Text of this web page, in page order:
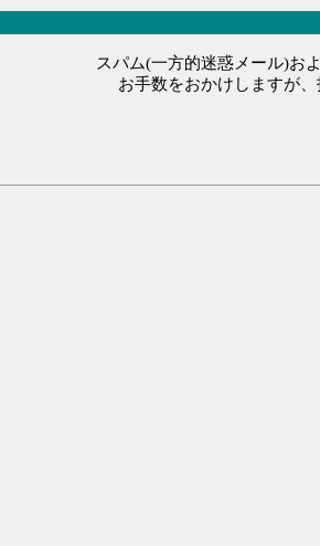
スパム(一方的迷惑メール)お
お手数をおかけしますが